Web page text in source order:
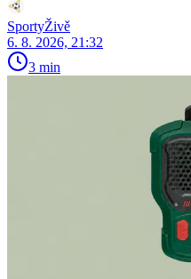
SportyŽivě
6. 8. 2026, 21:32
3 min